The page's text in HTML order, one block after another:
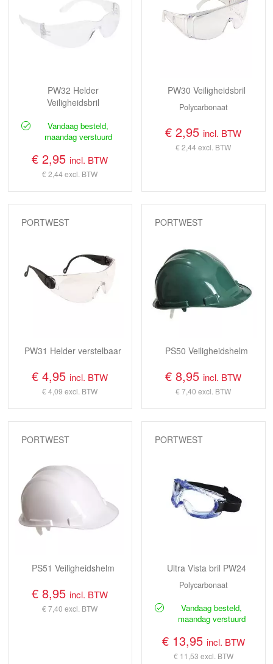
PW32 Helder
Veiligheidsbril
Vandaag besteld,
maandag verstuurd
€ 2,95 incl. BTW
€ 2,44 excl. BTW
PW30 Veiligheidsbril
Polycarbonaat
€ 2,95 incl. BTW
€ 2,44 excl. BTW
PORTWEST
PW31 Helder verstelbaar
€ 4,95 incl. BTW
€ 4,09 excl. BTW
PORTWEST
PS50 Veiligheidshelm
€ 8,95 incl. BTW
€ 7,40 excl. BTW
PORTWEST
PS51 Veiligheidshelm
€ 8,95 incl. BTW
€ 7,40 excl. BTW
PORTWEST
Ultra Vista bril PW24
Polycarbonaat
Vandaag besteld,
maandag verstuurd
€ 13,95 incl. BTW
€ 11,53 excl. BTW